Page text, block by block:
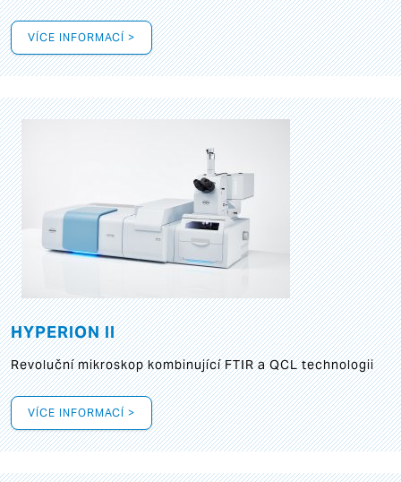
VÍCE INFORMACÍ >
HYPERION II
Revoluční mikroskop kombinující FTIR a QCL technologii
VÍCE INFORMACÍ >